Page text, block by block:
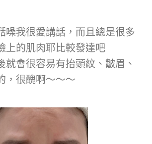
噪我很愛講話，而且總是很多
上的肌肉耶比較發達吧
就會很容易有抬頭紋、皺眉、
，很醜啊～～～